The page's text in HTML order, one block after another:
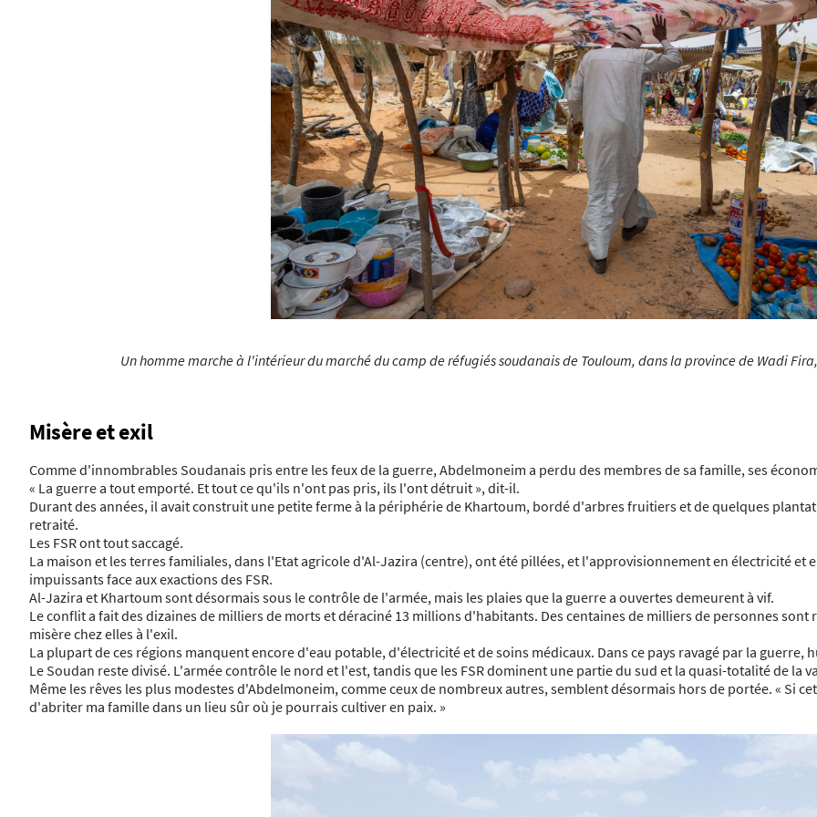
Un homme marche à l'intérieur du marché du camp de réfugiés soudanais de Touloum, dans la province de Wadi
Misère et exil
Comme d'innombrables Soudanais pris entre les feux de la guerre, Abdelmoneim a perdu des membres de sa famille, ses
« La guerre a tout emporté. Et tout ce qu'ils n'ont pas pris, ils l'ont détruit », dit-il.
Durant des années, il avait construit une petite ferme à la périphérie de Khartoum, bordé d'arbres fruitiers et de quelques
retraité.
Les FSR ont tout saccagé.
La maison et les terres familiales, dans l'Etat agricole d'Al-Jazira (centre), ont été pillées, et l'approvisionnement en électricité et
impuissants face aux exactions des FSR.
Al-Jazira et Khartoum sont désormais sous le contrôle de l'armée, mais les plaies que la guerre a ouvertes demeurent à vif.
Le conflit a fait des dizaines de milliers de morts et déraciné 13 millions d'habitants. Des centaines de milliers de personnes
misère chez elles à l'exil.
La plupart de ces régions manquent encore d'eau potable, d'électricité et de soins médicaux. Dans ce pays ravagé par la
Le Soudan reste divisé. L'armée contrôle le nord et l'est, tandis que les FSR dominent une partie du sud et la quasi-totalité de la
Même les rêves les plus modestes d'Abdelmoneim, comme ceux de nombreux autres, semblent désormais hors de portée. « Si
d'abriter ma famille dans un lieu sûr où je pourrais cultiver en paix. »